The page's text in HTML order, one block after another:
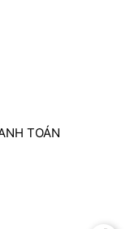
TOÁN